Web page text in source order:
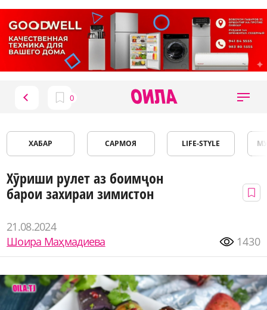
ХАБАР САРМОЯ LIFE-STYLE
Хӯриши рулет аз боимҷон
барои захираи зимистон
21.08.2024
Шоира Маҳмадиева
1430